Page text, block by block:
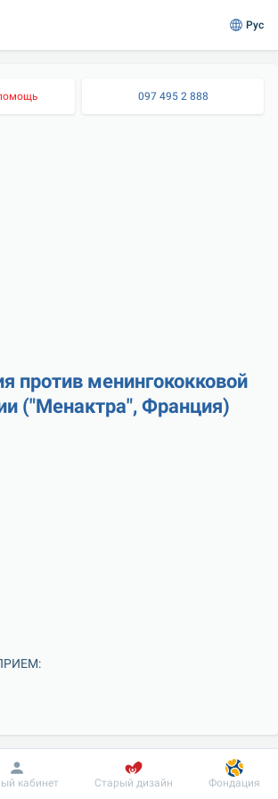
Рус
097 495 2 888
против менингококковой
("Менактра", Франция)
Информация Пациенту
кабинет Старый дизайн Фондация